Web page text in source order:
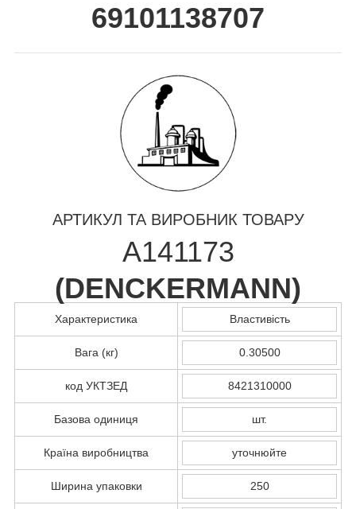
69101138707
АРТИКУЛ ТА ВИРОБНИК ТОВАРУ
A141173
(DENCKERMANN)
Характеристика Властивість
Вага (кг) 0.30500
код УКТЗЕД 8421310000
Базова одиниця шт.
Країна виробництва уточнюйте
Ширина упаковки 250